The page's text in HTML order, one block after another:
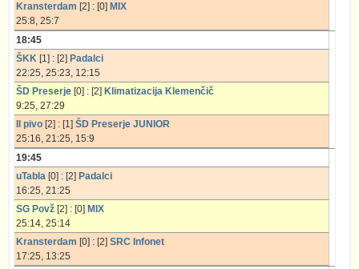
Kransterdam [2] : [0] MIX
25:8, 25:7
18:45
ŠKK [1] : [2] Padalci
22:25, 25:23, 12:15
ŠD Preserje [0] : [2] Klimatizacija Klemenčič
9:25, 27:29
Il pivo [2] : [1] ŠD Preserje JUNIOR
25:16, 21:25, 15:9
19:45
uTabla [0] : [2] Padalci
16:25, 21:25
SG Povž [2] : [0] MIX
25:14, 25:14
Kransterdam [0] : [2] SRC Infonet
17:25, 13:25